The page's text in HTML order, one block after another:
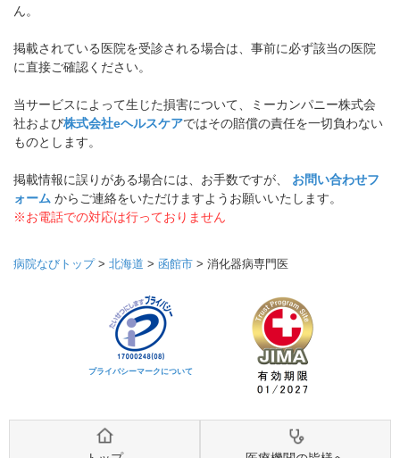
ん。
掲載されている医院を受診される場合は、事前に必ず該当の医院
に直接ご確認ください。
当サービスによって生じた損害について、ミーカンパニー株式会
社および株式会社eヘルスケアではその賠償の責任を一切負わない
ものとします。
掲載情報に誤りがある場合には、お手数ですが、 お問い合わせフ
ォーム からご連絡をいただけますようお願いいたします。
※お電話での対応は行っておりません
病院なびトップ> 北海道 > 函館市 > 消化器病専門医
プライバシーマークについて